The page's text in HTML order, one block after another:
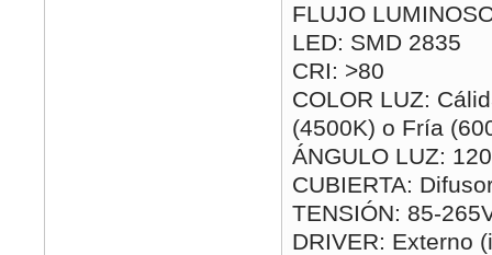
FLUJO
LED: SMD 2835
CRI: >80
COLOR LUZ:
(4500K) o Fría
ÁNGULO LUZ:
CUBIERTA:
TENSIÓN: 85-
DRIVER: Externo